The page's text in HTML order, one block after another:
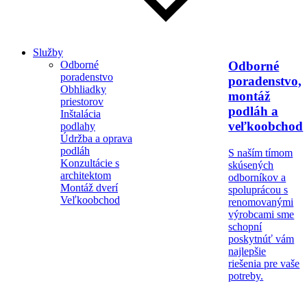
Služby
Odborné
poradenstvo
Obhliadky
priestorov
Inštalácia
podlahy
Údržba a oprava
podláh
Konzultácie s
architektom
Montáž dverí
Veľkoobchod
Odborné
poradenstvo,
montáž
podláh a
veľkoobchod
S naším tímom
skúsených
odborníkov a
spoluprácou s
renomovanými
výrobcami sme
schopní
poskytnúť vám
najlepšie
riešenia pre vaše
potreby.